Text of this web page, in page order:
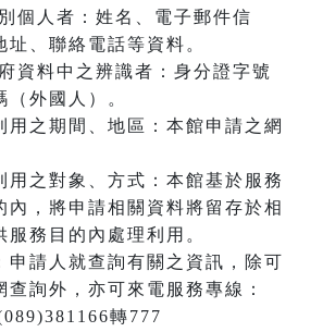
個人者：姓名、電子郵件信
址、聯絡電話等資料。
資料中之辨識者：身分證字號
（外國人）。
用之期間、地區：本館申請之網
用之對象、方式：本館基於服務
內，將申請相關資料將留存於相
服務目的內處理利用。
申請人就查詢有關之資訊，除可
查詢外，亦可來電服務專線：
轉777